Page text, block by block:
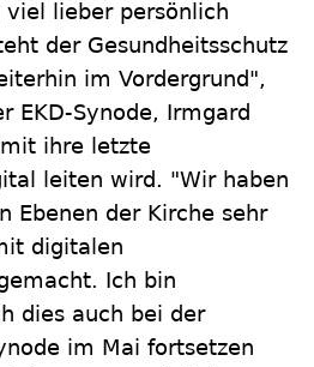
viel lieber persönlich
der Gesundheitsschutz
im Vordergrund",
EKD-Synode, Irmgard
ihre letzte
leiten wird. "Wir haben
Ebenen der Kirche sehr
digitalen
Ich bin
dies auch bei der
im Mai fortsetzen